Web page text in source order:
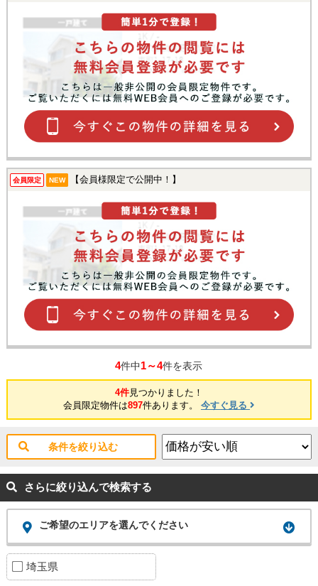
会員限定 NEW 【会員様限定で公開中！】
4件中1～4件を表示
4件見つかりました！
会員限定物件は897件あります。 今すぐ見る
条件を絞り込む
さらに絞り込んで検索する
ご希望のエリアを選んでください
埼玉県